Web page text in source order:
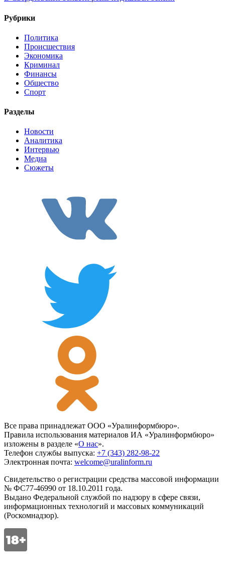
Рубрики
Политика
Происшествия
Экономика
Криминал
Финансы
Общество
Спорт
Разделы
Новости
Аналитика
Интервью
Медиа
Сюжеты
Все права принадлежат ООО «Уралинформбюро».
Правила использования материалов ИА «Уралинформбюро»
изложены в разделе «О нас».
Телефон службы выпуска: +7 (343) 282-98-22
Электронная почта: welcome@uralinform.ru
Свидетельство о регистрации средства массовой информации
№ ФС77-46990 от 18.10.2011 года.
Выдано Федеральной службой по надзору в сфере связи,
информационных технологий и массовых коммуникаций
(Роскомнадзор).